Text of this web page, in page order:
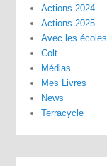
Actions 2024
Actions 2025
Avec les écoles
Colt
Médias
Mes Livres
News
Terracycle